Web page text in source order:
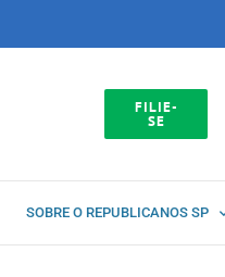
FILIE-
SE
SOBRE O REPUBLICANOS SP